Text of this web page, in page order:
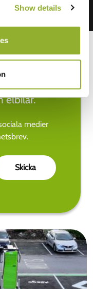
Show details
de
elbilar.
medier